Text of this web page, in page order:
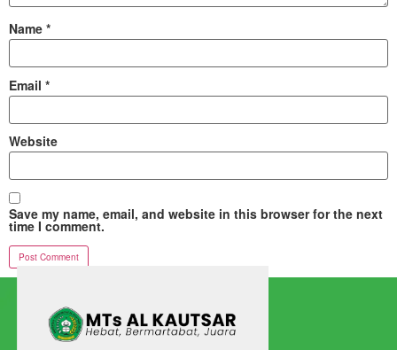
Name *
Email *
Website
Save my name, email, and website in this browser for the next
time I comment.